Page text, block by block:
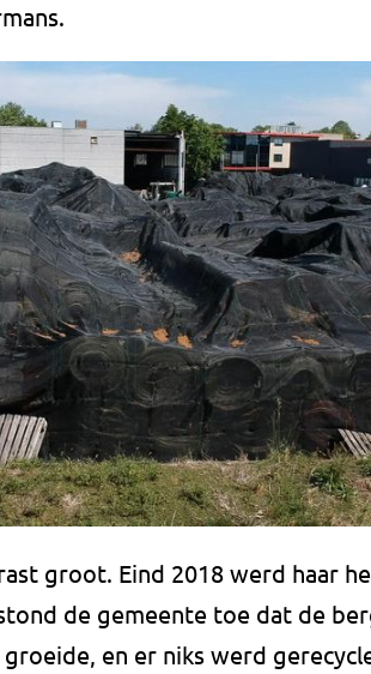
groot. Eind 2018 werd haar
de gemeente toe dat de
en er niks werd